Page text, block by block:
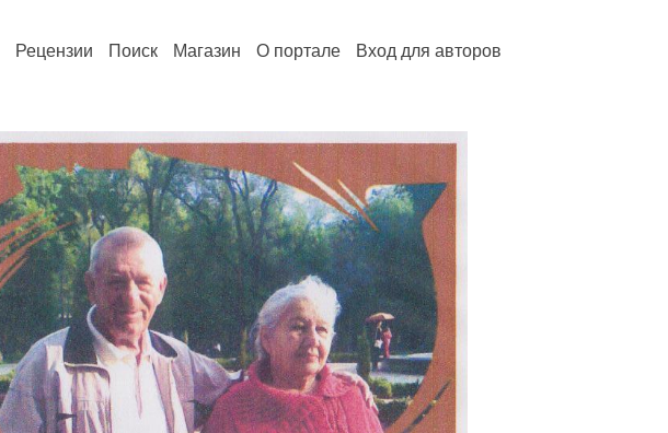
Рецензии Поиск Магазин О портале Вход для авторов